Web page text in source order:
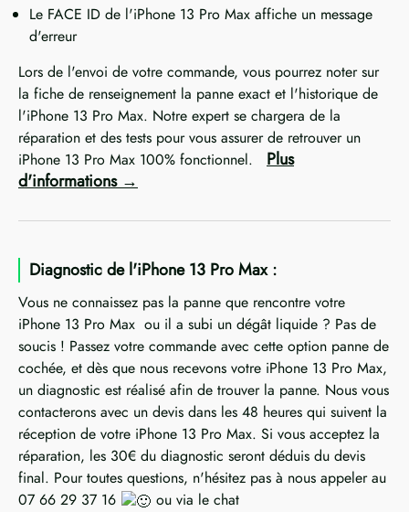
Le FACE ID de l'iPhone 13 Pro Max affiche un message
d'erreur
Lors de l'envoi de votre commande, vous pourrez noter sur
la fiche de renseignement la panne exact et l'historique de
l'iPhone 13 Pro Max. Notre expert se chargera de la
réparation et des tests pour vous assurer de retrouver un
iPhone 13 Pro Max 100% fonctionnel. Plus
d'informations
Diagnostic de l'iPhone 13 Pro Max :
Vous ne connaissez pas la panne que rencontre votre
iPhone 13 Pro Max ou il a subi un dégât liquide ? Pas de
soucis ! Passez votre commande avec cette option panne de
cochée, et dès que nous recevons votre iPhone 13 Pro Max,
un diagnostic est réalisé afin de trouver la panne. Nous vous
contacterons avec un devis dans les 48 heures qui suivent la
réception de votre iPhone 13 Pro Max. Si vous acceptez la
réparation, les 30€ du diagnostic seront déduis du devis
final. Pour toutes questions, n'hésitez pas à nous appeler au
07 66 29 37 16
ou via le chat